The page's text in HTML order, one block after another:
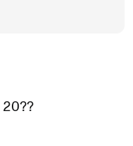
20??